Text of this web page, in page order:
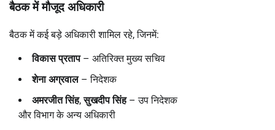
बैठक में मौजूद अधिकारी
बैठक में कई बड़े अधिकारी शामिल रहे, जिनमें:
विकास प्रताप– अतिरिक्त मुख्य सचिव
शेना अग्रवाल– निदेशक
अमरजीत सिंह,सुखदीप सिंह– उप निदेशक
और विभाग के अन्य अधिकारी